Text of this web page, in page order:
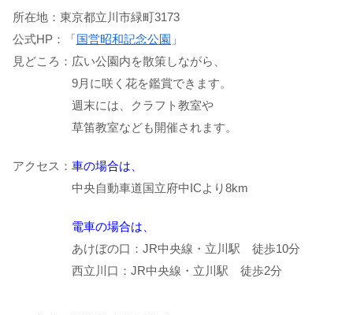
所在地：東京都立川市緑町3173
公式HP：「国営昭和記念公園 」
見どころ：広い公園内を散策しながら、
9月に咲く花を鑑賞できます。
週末には、クラフト教室や
草笛教室なども開催されます。
アクセス： 車の場合は、
中央自動車道国立府中ICより8km
電車の場合は、
あけぼの口：JR中央線・立川駅 徒歩10分
西立川口：JR中央線・立川駅 徒歩2分